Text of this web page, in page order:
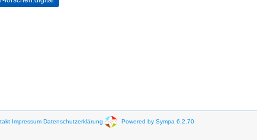
Impressum Datenschutzerklärung Powered by Sympa 6.2.70